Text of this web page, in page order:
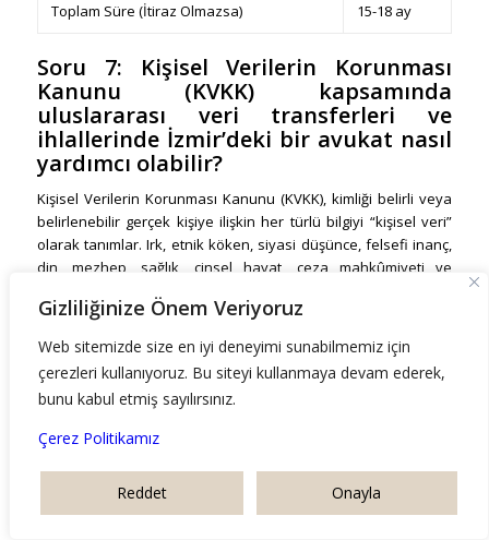
Gizliliğinize Önem Veriyoruz
Web sitemizde size en iyi deneyimi sunabilmemiz için
çerezleri kullanıyoruz. Bu siteyi kullanmaya devam ederek,
bunu kabul etmiş sayılırsınız.
Çerez Politikamız
Reddet Onayla
Toplam Süre (İtiraz Olmazsa) 15-18 ay
Soru 7: Kişisel Verilerin Korunması
Kanunu (KVKK) kapsamında
uluslararası veri transferleri ve
ihlallerinde İzmir’deki bir avukat nasıl
yardımcı olabilir?
Kişisel Verilerin Korunması Kanunu (KVKK), kimliği belirli veya
belirlenebilir gerçek kişiye ilişkin her türlü bilgiyi “kişisel veri”
olarak tanımlar. Irk, etnik köken, siyasi düşünce, felsefi inanç,
din, mezhep, sağlık, cinsel hayat, ceza mahkûmiyeti ve
nitelikli kişisel veri” olarak daha sıkı bir korumaya tabidir.
KVKK Temel İlkeleri ve Uluslararası Veri Transferi:Kişisel
verilerin işlenmesinde hukuka ve dürüstlük kurallarına
uygunluk, doğru ve gerektiğinde güncel olma, belirli, açık ve
ve ölçülü olma ile ilgili mevzuatta öngörülen veya işlendikleri
ilkelerdir. Kişisel veriler, ilgili kişinin açık rızası olmaksızın
işlenemez; ancak kanunda açıkça öngörülmesi, bir